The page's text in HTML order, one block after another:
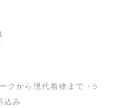
クから現代着物まで・5
込み